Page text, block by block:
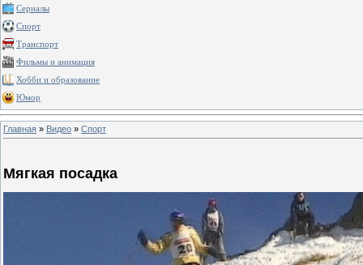
Сериалы
Спорт
Транспорт
Фильмы и анимация
Хобби и образование
Юмор
Главная » Видео » Спорт
Мягкая посадка